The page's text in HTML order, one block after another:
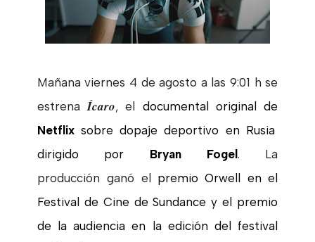
Mañana viernes 4 de agosto a las 9:01 h se
estrenaÍcaro, el documental original de
Netflixsobre dopaje deportivo en Rusia
dirigido por Bryan Fogel . La
producción ganó el
premio Orwell en el
Festival de Cine de Sundance y el premio
de la audiencia en la edición del festival